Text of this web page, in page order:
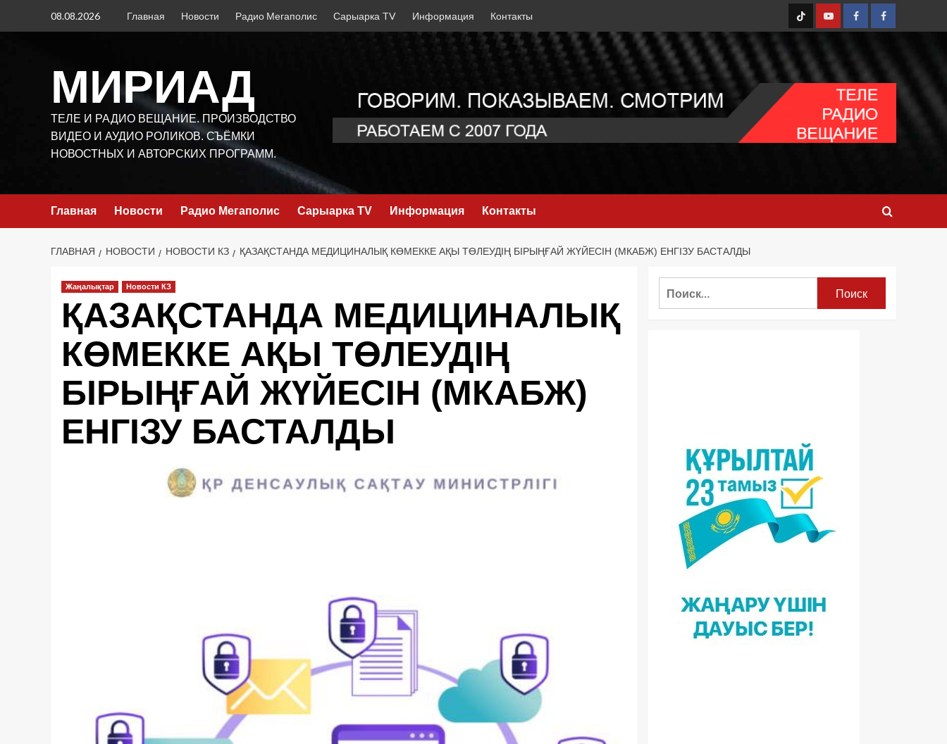
08.08.2026 Главная Новости Радио Мегаполис Сарыарка TV Информация Контакты
TT YoutubeFB1 FB2
МИРИАД
ТЕЛЕ И РАДИО ВЕЩАНИЕ. ПРОИЗВОДСТВО
ВИДЕО И АУДИО РОЛИКОВ. СЪЁМКИ
НОВОСТНЫХ И АВТОРСКИХ ПРОГРАММ.
Главная Новости Радио Мегаполис Сарыарка TV Информация Контакты
ГЛАВНАЯ НОВОСТИ НОВОСТИ КЗ ҚАЗАҚСТАНДА МЕДИЦИНАЛЫҚ КӨМЕККЕ АҚЫ ТӨЛЕУДІҢ БІРЫҢҒАЙ ЖҮЙЕСІН (МКАБЖ) ЕНГІЗУ БАСТАЛДЫ
Жаңалықтар Новости КЗ
ҚАЗАҚСТАНДА МЕДИЦИНАЛЫҚ
КӨМЕККЕ АҚЫ ТӨЛЕУДІҢ
БІРЫҢҒАЙ ЖҮЙЕСІН (МКАБЖ)
ЕНГІЗУ БАСТАЛДЫ